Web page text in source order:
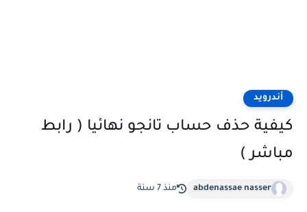
أندرويد
كيفية حذف حساب تانجو نهائيا ( رابط
مباشر )
abdenassae nasser منذ 7 سنة